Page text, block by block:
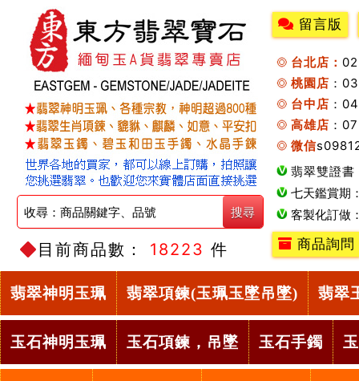
目前商品數： 18223 件
留言版
台北店：
桃園店 ：
台中店 ：
高雄店 ：
微信
翡翠雙證書
七天鑑賞期
客製化訂做
商品詢問
翡翠神明玉珮 翡翠項鍊(玉珮玉墜吊墜) 翡翠
玉石神明玉珮 玉石項鍊，吊墜 玉石手鐲